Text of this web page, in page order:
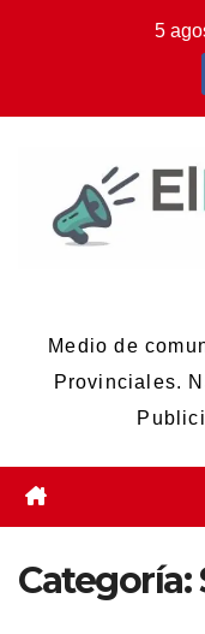
5
Medio de
Provinciales.
Categoría: